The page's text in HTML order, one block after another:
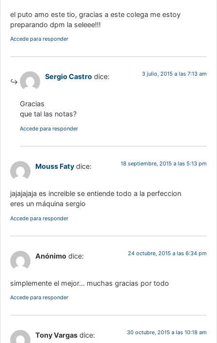
el puto amo este tio, gracias a este colega me estoy
preparando dpm la seleee!!!
Accede para responder
Sergio Castro dice: 3 julio, 2015 a las 7:13 am
Gracias
que tal las notas?
Accede para responder
Mouss Faty dice: 18 septiembre, 2015 a las 5:13 pm
jajajajaja es increible se entiende todo a la perfeccion
eres un máquina sergio
Accede para responder
Anónimo dice: 24 octubre, 2015 a las 6:34 pm
simplemente el mejor… muchas gracias por todo
Accede para responder
Tony Vargas dice: 30 octubre, 2015 a las 10:18 am